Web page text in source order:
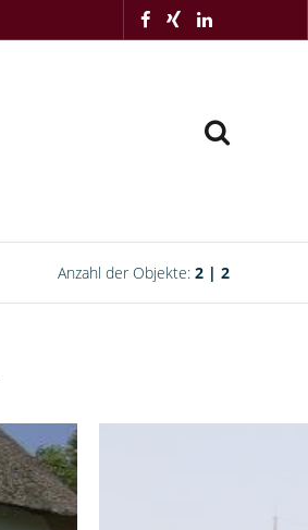
Anzahl der Objekte: 2 | 2